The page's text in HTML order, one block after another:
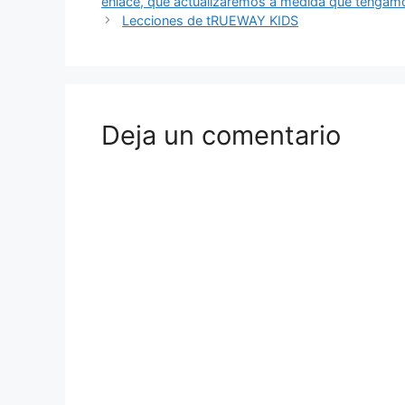
Lecciones de tRUEWAY KIDS
Deja un comentario